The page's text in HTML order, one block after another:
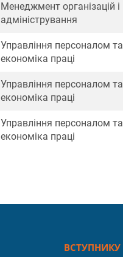
Менеджмент організацій і
адміністрування
Управління персоналом та
економіка праці
Управління персоналом та
економіка праці
Управління персоналом та
економіка праці
ВСТУПНИКУ